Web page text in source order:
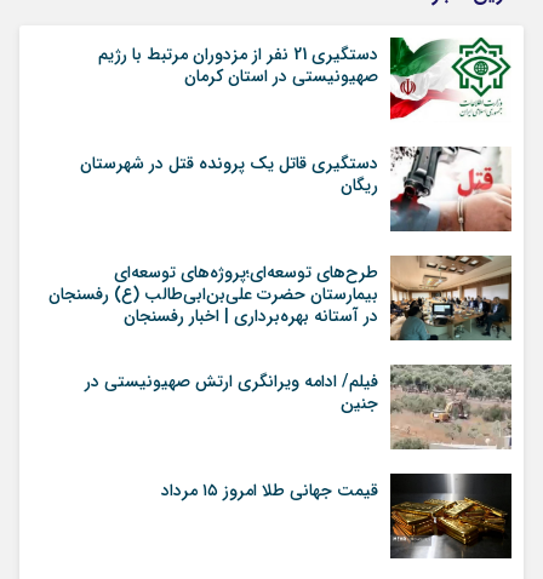
دستگیری 21 نفر از مزدوران مرتبط با رژیم
صهیونیستی در استان کرمان
دستگیری قاتل یک پرونده قتل در شهرستان
ریگان
طرح‌های توسعه‌ای؛پروژه‌های توسعه‌ای
بیمارستان حضرت علی‌بن‌ابی‌طالب (ع) رفسنجان
در آستانه بهره‌برداری | اخبار رفسنجان
فیلم/ ادامه ویرانگری ارتش صهیونیستی در
جنین
قیمت جهانی طلا امروز ۱۵ مرداد